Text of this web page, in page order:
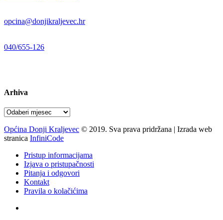
opcina@donjikraljevec.hr
040/655-126
Arhiva
Arhiva
Općina Donji Kraljevec © 2019. Sva prava pridržana | Izrada web
stranica InfiniCode
Pristup informacijama
Izjava o pristupačnosti
Pitanja i odgovori
Kontakt
Pravila o kolačićima